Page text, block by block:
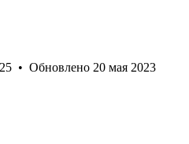
• Обновлено 20 мая 2023